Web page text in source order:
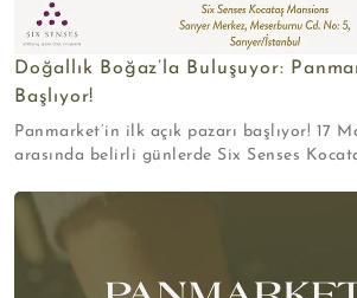
Doğallık Boğaz’la Buluşuyor:
Başlıyor!
Panmarket’in ilk açık pazarı başlıyor! 17
arasında belirli günlerde Six Senses